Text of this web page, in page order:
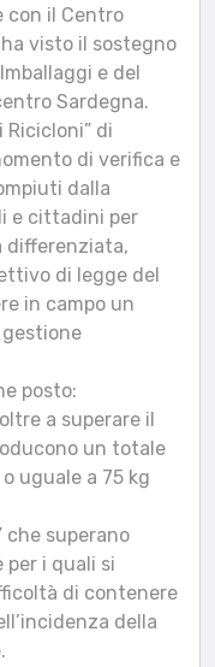
con il Centro
visto il sostegno
e del
Sardegna.
Ricicloni” di
di verifica e
dalla
e cittadini per
differenziata,
di legge del
in campo un
posto:
a superare il
un totale
uguale a 75 kg
che superano
per i quali si
di contenere
della